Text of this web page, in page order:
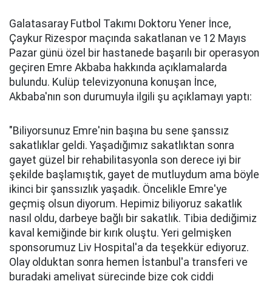
Galatasaray Futbol Takımı Doktoru Yener İnce,
Çaykur Rizespor maçında sakatlanan ve 12 Mayıs
Pazar günü özel bir hastanede başarılı bir operasyon
geçiren Emre Akbaba hakkında açıklamalarda
bulundu. Kulüp televizyonuna konuşan İnce,
Akbaba'nın son durumuyla ilgili şu açıklamayı yaptı:
"Biliyorsunuz Emre'nin başına bu sene şanssız
sakatlıklar geldi. Yaşadığımız sakatlıktan sonra
gayet güzel bir rehabilitasyonla son derece iyi bir
şekilde başlamıştık, gayet de mutluydum ama böyle
ikinci bir şanssızlık yaşadık. Öncelikle Emre'ye
geçmiş olsun diyorum. Hepimiz biliyoruz sakatlık
nasıl oldu, darbeye bağlı bir sakatlık. Tibia dediğimiz
kaval kemiğinde bir kırık oluştu. Yeri gelmişken
sponsorumuz Liv Hospital'a da teşekkür ediyoruz.
Olay olduktan sonra hemen İstanbul'a transferi ve
buradaki ameliyat sürecinde bize çok ciddi